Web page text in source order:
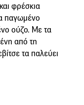
φρέσκια
παγωμένο
ούζο. Με τα
από τη
τα παλεύει